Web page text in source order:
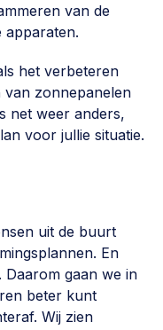
SDG >
impact >
van de
apparaten.
het verbeteren
van zonnepanelen
net weer anders,
voor jullie situatie.
uit de buurt
En
gaan we in
beter kunt
Wij zien